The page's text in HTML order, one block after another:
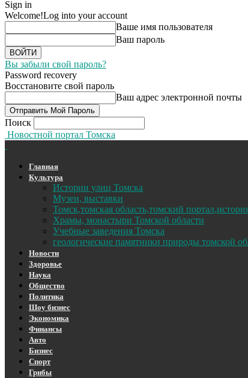
Sign in
Welcome!Log into your account
Ваше имя пользователя
Ваш пароль
Вы забыли свой пароль?
Password recovery
Восстановите свой пароль
Ваш адрес электронной почты
Поиск
Новостной портал Томска
Главная
Культура
Истории улиц Томска
Музеи, выставки
Томск,томская область,томский
Храмы, монастыри Томской области
Учебные заведения Томска
геологические памятники природы томской
Новости
Здоровье
Наука
Общество
Политика
Шоу бизнес
Экономика
Финансы
Авто
Бизнес
Спорт
Грибы